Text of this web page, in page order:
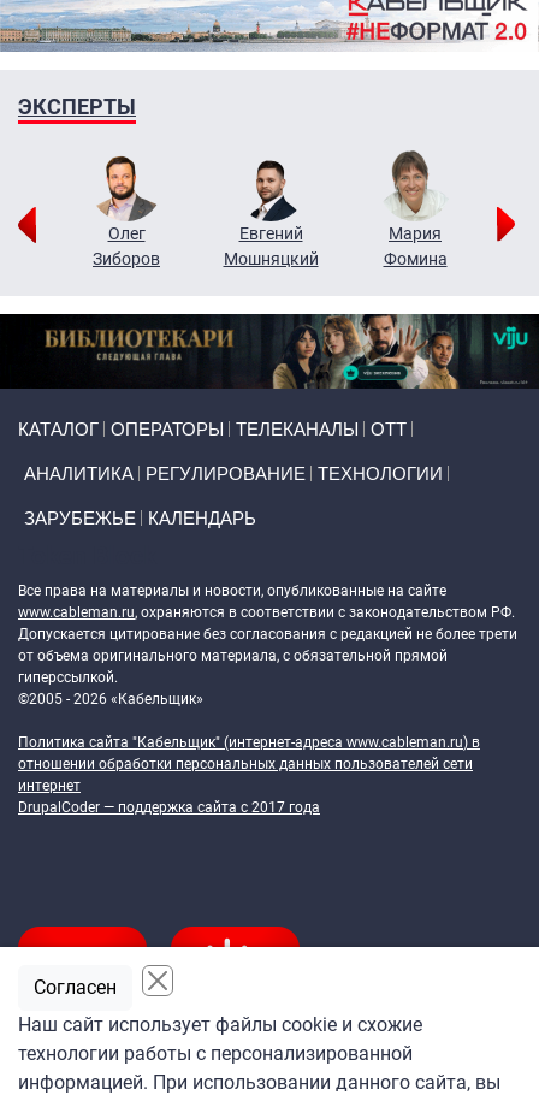
ЭКСПЕРТЫ
Олег
Зиборов
Евгений
Мошняцкий
Мария
Фомина
КАТАЛОГ ОПЕРАТОРЫ ТЕЛЕКАНАЛЫ ОТТ
АНАЛИТИКА РЕГУЛИРОВАНИЕ ТЕХНОЛОГИИ
ЗАРУБЕЖЬЕ КАЛЕНДАРЬ
Все права на материалы и новости, опубликованные на сайте
www.cableman.ru, охраняются в соответствии с законодательством РФ.
Допускается цитирование без согласования с редакцией не более трети
от объема оригинального материала, с обязательной прямой
гиперссылкой.
©2005 - 2026 «Кабельщик»
Политика сайта "Кабельщик" (интернет-адреса www.cableman.ru) в
отношении обработки персональных данных пользователей сети
интернет
DrupalCoder — поддержка сайта c 2017 года
Подпишитесь
Наш сайт использует файлы cookie и схожие
технологии работы с персонализированной
информацией. При использовании данного сайта, вы
Согласен